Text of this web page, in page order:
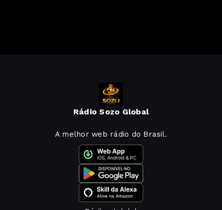
Rádio Sozo Global
A melhor web rádio do Brasil.